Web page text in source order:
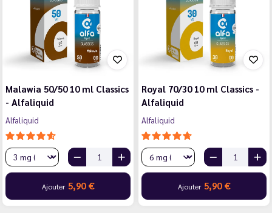
Malawia 50/50 10 ml Classics
- Alfaliquid
Alfaliquid
Ajouter 5,90 €
Royal 70/30 10 ml Classics -
Alfaliquid
Alfaliquid
Ajouter 5,90 €